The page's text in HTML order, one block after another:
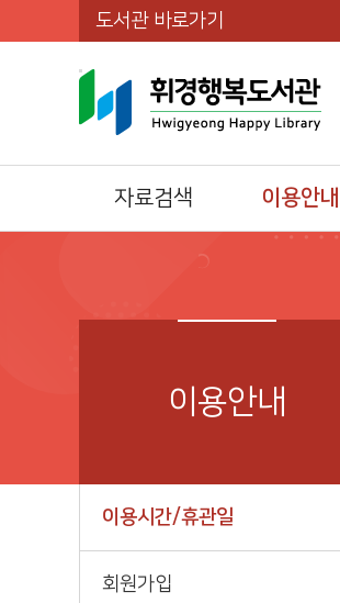
도서관 바로가기
자료검색
신착자료검색
공공도서관 인기도
이용안내
자료이용방법
책이음회원전환
시설이용방법
이용안내
이용시간/휴관일
회원가입